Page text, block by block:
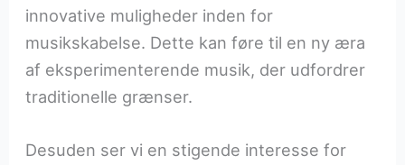
innovative muligheder inden for
musikskabelse. Dette kan føre til en ny æra
af eksperimenterende musik, der udfordrer
traditionelle grænser.
Desuden ser vi en stigende interesse for